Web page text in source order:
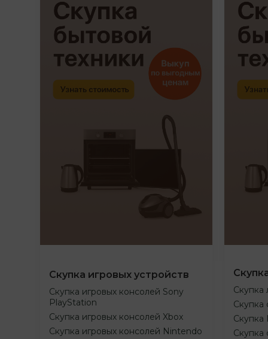
Скупка игровых устройств
Скупка игровых консолей Sony
PlayStation
Скупка игровых консолей Xbox
Скупка игровых консолей Nintendo
Скупка
Скупка
Скупка